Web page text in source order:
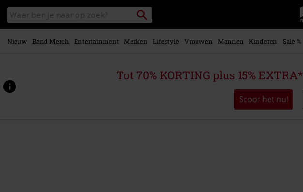
naar
hoofdinhoud
Zoek
in
catalogus
Packstation
zoeken
Nieuw Band Merch Entertainment Merken Lifestyle Vrouwen Mannen Kinderen Sale %
Tot 70% KORTING plus 15% EXTRA*
Scoor het nu!